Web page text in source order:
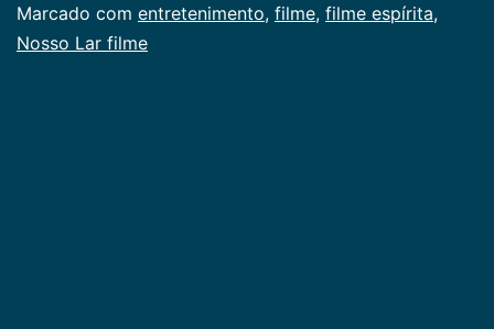
Marcado com entretenimento, filme, filme espírita,
Nosso Lar filme